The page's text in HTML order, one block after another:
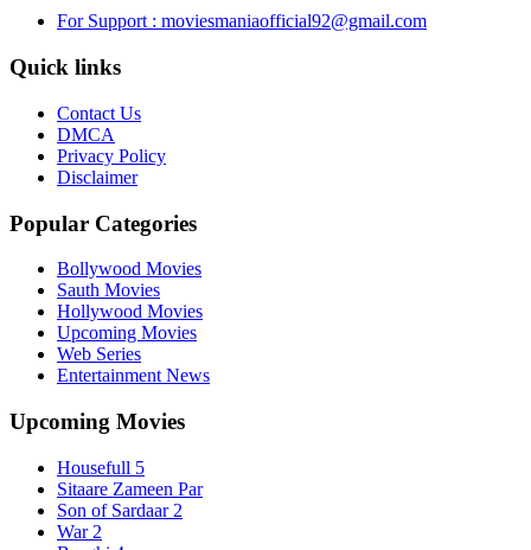
For Support : moviesmaniaofficial92@gmail.com
Quick links
Contact Us
DMCA
Privacy Policy
Disclaimer
Popular Categories
Bollywood Movies
Sauth Movies
Hollywood Movies
Upcoming Movies
Web Series
Entertainment News
Upcoming Movies
Housefull 5
Sitaare Zameen Par
Son of Sardaar 2
War 2